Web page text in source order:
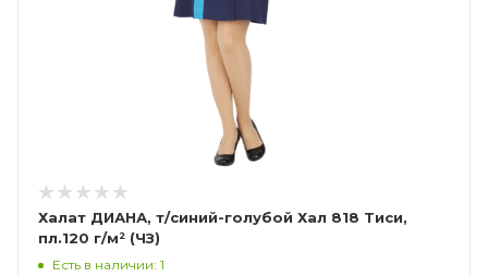
Халат ДИАНА, т/синий-голубой Хал 818 Тиси,
пл.120 г/м² (ЧЗ)
Есть в наличии: 1